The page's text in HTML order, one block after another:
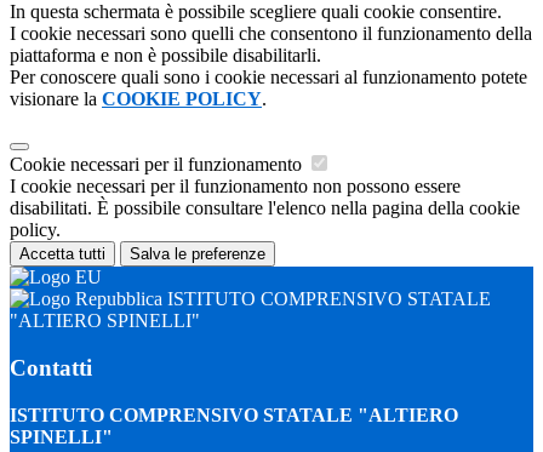
In questa schermata è possibile scegliere quali cookie consentire.
I cookie necessari sono quelli che consentono il funzionamento della
piattaforma e non è possibile disabilitarli.
Per conoscere quali sono i cookie necessari al funzionamento potete
visionare la COOKIE POLICY.
Cookie necessari per il funzionamento
I cookie necessari per il funzionamento non possono essere
disabilitati. È possibile consultare l'elenco nella pagina della cookie
policy.
Accetta tutti Salva le preferenze
ISTITUTO COMPRENSIVO STATALE
"ALTIERO SPINELLI"
Contatti
ISTITUTO COMPRENSIVO STATALE "ALTIERO
SPINELLI"